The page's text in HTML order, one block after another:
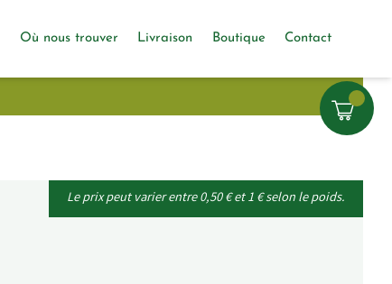
Où nous trouver Livraison Boutique Contact
Le prix peut varier entre 0,50 € et 1 € selon le poids.